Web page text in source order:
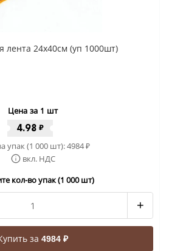
лента 24x40cм (уп 1000шт)
Цена за 1 шт
4.98 ₽
упак (1 000 шт):4984₽
вкл. НДС
кол-во упак (1 000 шт)
+
за 4984 ₽